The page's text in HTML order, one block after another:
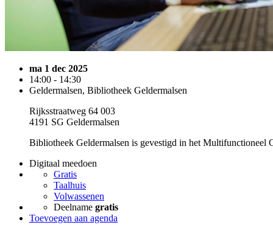
ma 1 dec 2025
14:00 - 14:30
Geldermalsen, Bibliotheek Geldermalsen
Rijksstraatweg 64 003
4191 SG Geldermalsen
Bibliotheek Geldermalsen is gevestigd in het Multifunctioneel
Digitaal meedoen
Gratis
Taalhuis
Volwassenen
Deelname gratis
Toevoegen aan agenda